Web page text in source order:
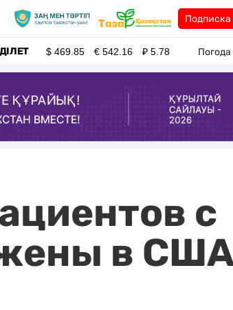
Подписка
$469.85 €542.16 ₽5.78 Погода
с
в